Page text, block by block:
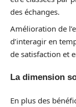
des échanges.
Amélioration de
d’interagir en
de satisfaction et
La dimension
En plus des